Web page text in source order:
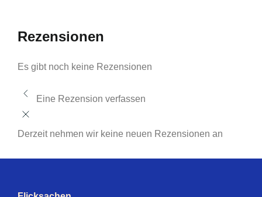
Rezensionen
Es gibt noch keine Rezensionen
Eine Rezension verfassen
Derzeit nehmen wir keine neuen Rezensionen an